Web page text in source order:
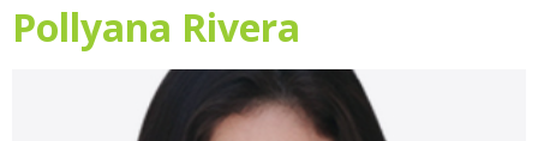
Pollyana Rivera